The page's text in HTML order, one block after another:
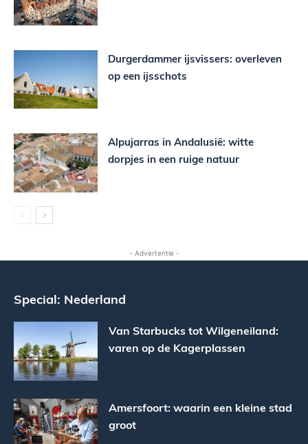
Durgerdammer ijsvissers: overleven
op een ijsschots
Alpujarras in Andalusië: witte
dorpjes in een ruige natuur
- Advertentie -
Special: Nederland
Van Starbucks tot Wilgeneiland:
varen op de Kagerplassen
Amersfoort: waarin een kleine stad
groot